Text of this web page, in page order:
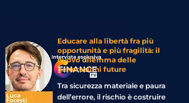
Educare alla libertà fra più
opportunità e più fragilità: il
nuovo dilemma delle
generazioni future
Tra sicurezza materiale e paura
dell’errore, il rischio è costruire